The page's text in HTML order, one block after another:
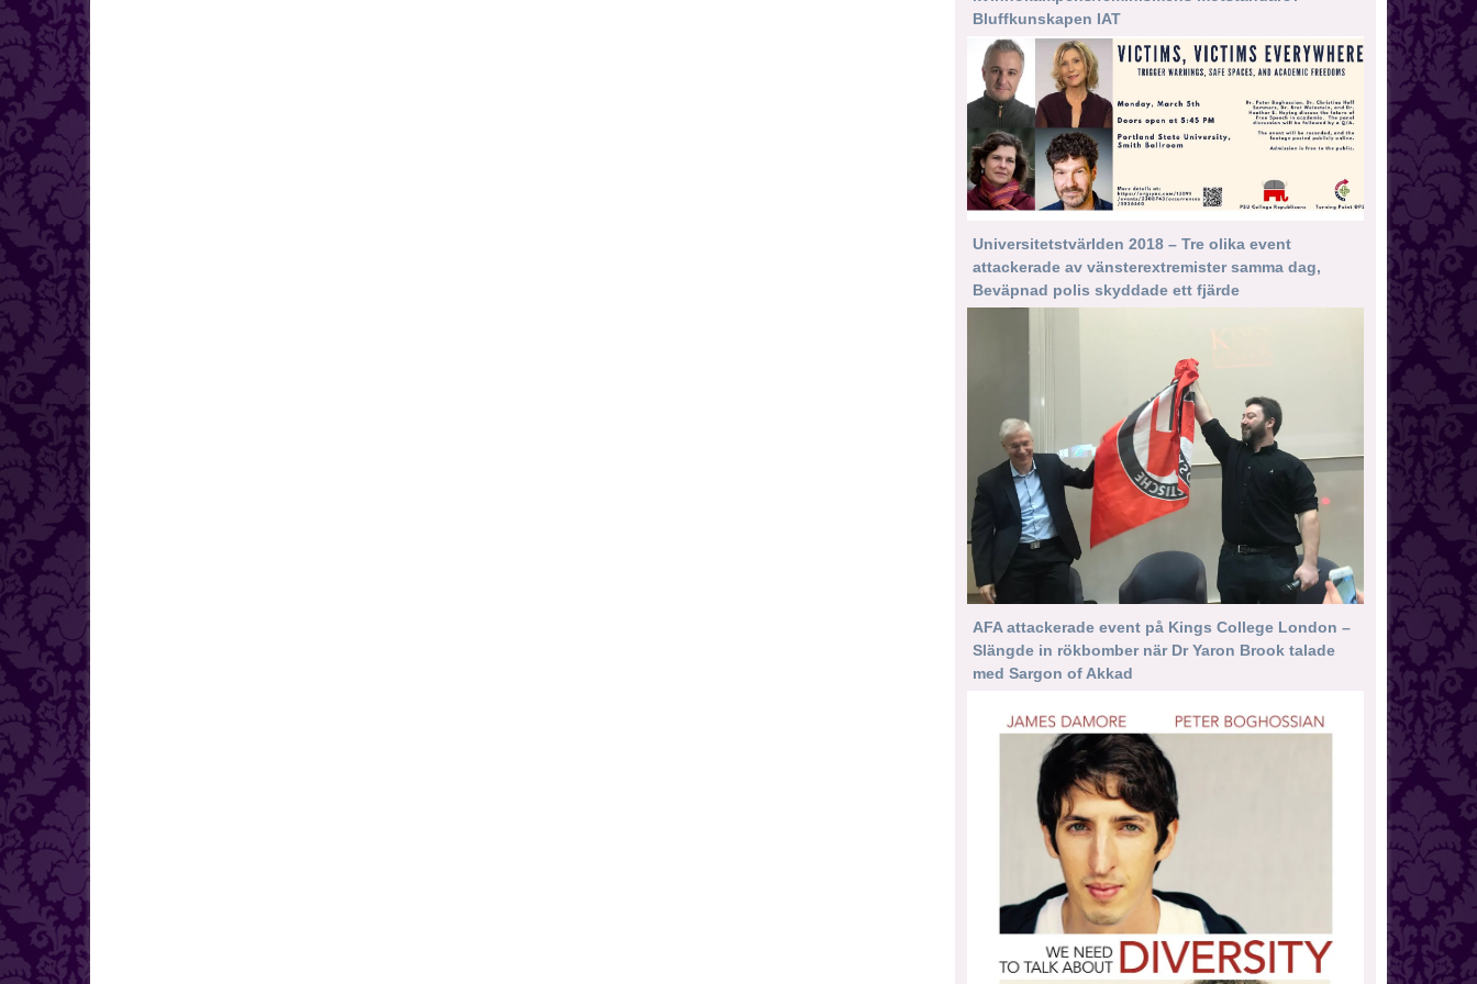
Bluffkunskapen IAT
Universitetstvärlden 2018 – Tre olika event
attackerade av vänsterextremister samma dag,
Beväpnad polis skyddade ett fjärde
AFA attackerade event på Kings College London –
Slängde in rökbomber när Dr Yaron Brook talade
med Sargon of Akkad